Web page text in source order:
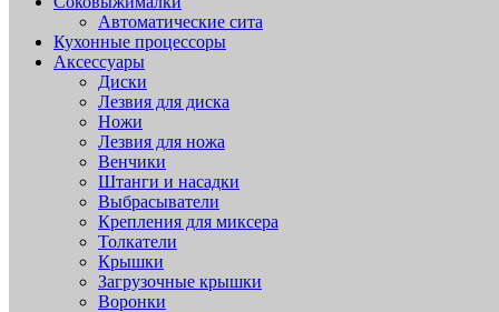
Автоматические сита
Кухонные процессоры
Аксессуары
Диски
Лезвия для диска
Ножи
Лезвия для ножа
Венчики
Штанги и насадки
Выбрасыватели
Крепления для миксера
Толкатели
Крышки
Загрузочные крышки
Воронки